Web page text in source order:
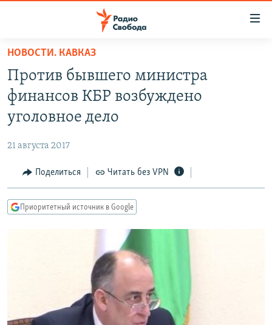
упрощенного
доступа
Вернуться
основному
Вернутся
Вернутся
ПРОГРАММЫ
ПОДКАСТЫ
АВТОРСКИЕ ПРОЕКТЫ
МНЕНИЯ
КУЛЬТУРА
КАВКАЗ.РЕАЛИИ
РАСПИСАНИЕ ВЕЩАНИЯ
ПОДПИШИТЕСЬ НА РАССЫЛКУ
НОВОСТИ. КАВКАЗ
Против бывшего министра
финансов КБР возбуждено
уголовное дело
21 августа 2017
Поделиться Читать без VPN
Приоритетный источник в Google